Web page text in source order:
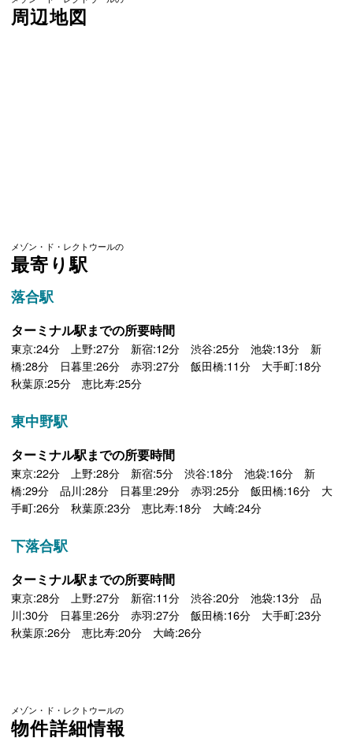
周辺地図
メゾン・ド・レクトウールの
最寄り駅
落合駅
ターミナル駅までの所要時間
東京:24分 上野:27分 新宿:12分 渋谷:25分 池袋:13分 新
橋:28分 日暮里:26分 赤羽:27分 飯田橋:11分 大手町:18分
秋葉原:25分 恵比寿:25分
東中野駅
ターミナル駅までの所要時間
東京:22分 上野:28分 新宿:5分 渋谷:18分 池袋:16分 新
橋:29分 品川:28分 日暮里:29分 赤羽:25分 飯田橋:16分 大
手町:26分 秋葉原:23分 恵比寿:18分 大崎:24分
下落合駅
ターミナル駅までの所要時間
東京:28分 上野:27分 新宿:11分 渋谷:20分 池袋:13分 品
川:30分 日暮里:26分 赤羽:27分 飯田橋:16分 大手町:23分
秋葉原:26分 恵比寿:20分 大崎:26分
メゾン・ド・レクトウールの
物件詳細情報